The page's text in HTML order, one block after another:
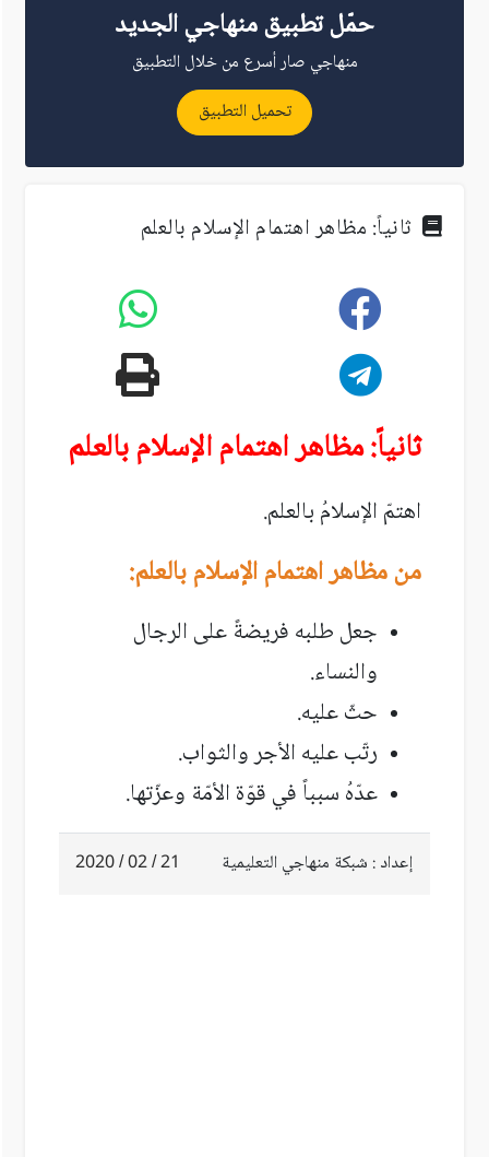
حمّل تطبيق منهاجي الجديد
منهاجي صار أسرع من خلال التطبيق
تحميل التطبيق
ثانياً: مظاهر اهتمام الإسلام بالعلم
ثانياً: مظاهر اهتمام الإسلام بالعلم
اهتمّ الإسلامُ بالعلم.
من مظاهر اهتمام الإسلام بالعلم:
جعل طلبه فريضةً على الرجال
والنساء.
حثّ عليه.
رتّب عليه الأجر والثواب.
عدّهُ سبباً في قوّة الأمّة وعزّتها.
إعداد : شبكة منهاجي التعليمية 21 / 02 / 2020